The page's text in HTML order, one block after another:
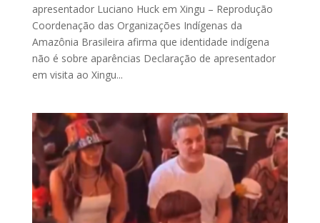
apresentador Luciano Huck em Xingu – Reprodução
Coordenação das Organizações Indígenas da
Amazônia Brasileira afirma que identidade indígena
não é sobre aparências Declaração de apresentador
em visita ao Xingu...